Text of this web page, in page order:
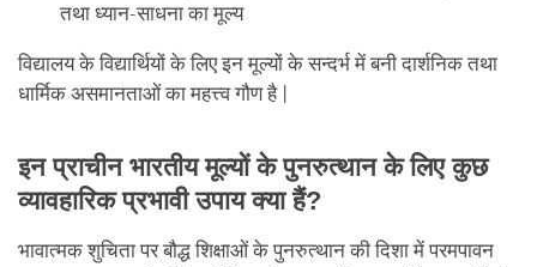
तथा ध्यान-साधना का मूल्य
विद्यालय के विद्यार्थियों के लिए इन मूल्यों के सन्दर्भ में बनी दार्शनिक तथा
धार्मिक असमानताओं का महत्त्व गौण है |
इन प्राचीन भारतीय मूल्यों के पुनरुत्थान के लिए कुछ
व्यावहारिक प्रभावी उपाय क्या हैं?
भावात्मक शुचिता पर बौद्ध शिक्षाओं के पुनरुत्थान की दिशा में परमपावन